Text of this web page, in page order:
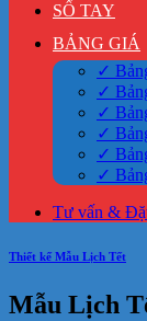
SỔ TAY
BẢNG GIÁ
✓
✓
✓
✓
✓
✓
Tư vấn &
Thiết kế Mẫu Lịch Tết
Mẫu Lịch